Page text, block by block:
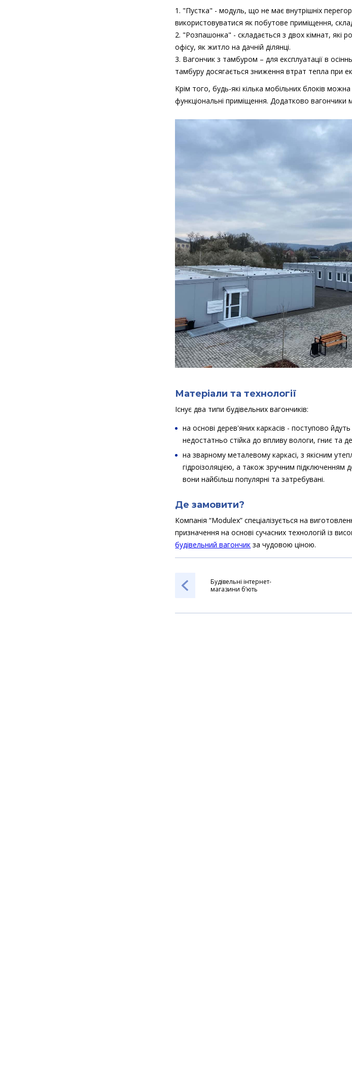
"Пустка" - модуль, що не має внутрішніх
використовуватися як побутове приміщення,
"Розпашонка" - складається з двох кімнат, які
офісу, як житло на дачній ділянці.
Вагончик з тамбуром – для експлуатації в
тамбуру досягається зниження втрат тепла при
Крім того, будь-які кілька мобільних блоків
функціональні приміщення. Додатково
Матеріали та технології
Існує два типи будівельних вагончиків:
на основі дерев'яних каркасів - поступово
недостатньо стійка до впливу вологи, гниє та
на зварному металевому каркасі, з якісним
гідроізоляцією, а також зручним підключенням
вони найбільш популярні та затребувані.
Де замовити?
Компанія “Modulex” спеціалізується на
призначення на основі сучасних технологій із
будівельний вагончик за чудовою ціною.
Будівельні інтернет-
магазини б’ють